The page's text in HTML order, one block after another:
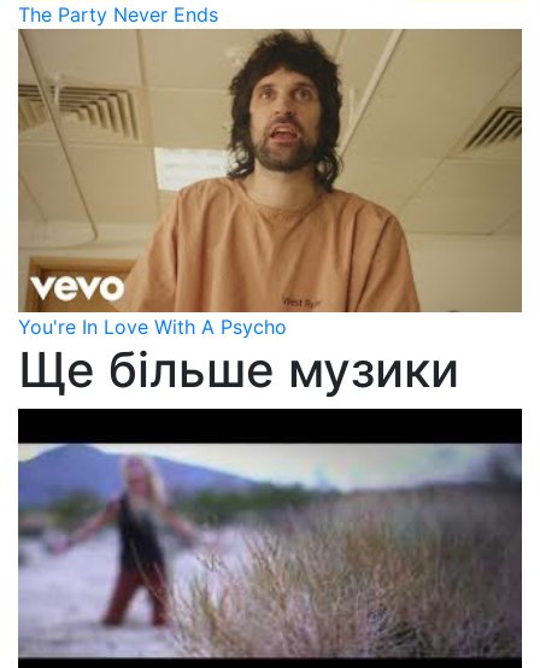
The Party Never Ends
You're In Love With A Psycho
Ще більше музики